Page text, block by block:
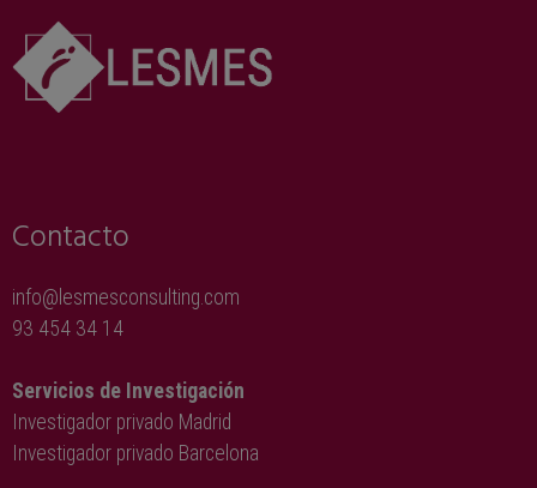
Contacto
info@lesmesconsulting.com
93 454 34 14
Servicios de Investigación
Investigador privado Madrid
Investigador privado Barcelona